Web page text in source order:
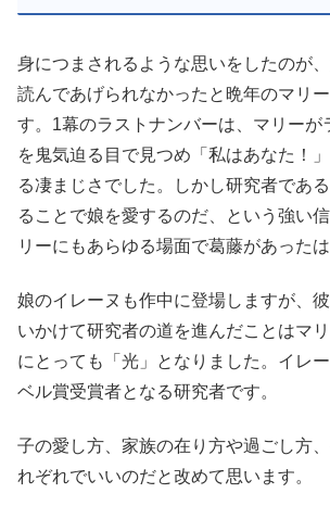
身につまされるような思いをしたのが
読んであげられなかったと晩年のマリ
す。1幕のラストナンバーは、マリーが
を鬼気迫る目で見つめ「私はあなた！
る凄まじさでした。しかし研究者であ
ることで娘を愛するのだ、という強い
リーにもあらゆる場面で葛藤があったは
娘のイレーヌも作中に登場しますが、
いかけて研究者の道を進んだことはマ
にとっても「光」となりました。イレ
ベル賞受賞者となる研究者です。
子の愛し方、家族の在り方や過ごし方
れぞれでいいのだと改めて思います。